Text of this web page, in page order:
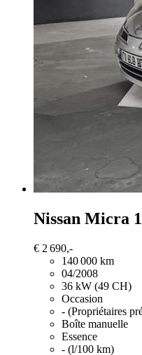
Nissan Micra
€ 2 690,-
140 000 km
04/2008
36 kW (49 CH)
Occasion
- (Propriétaires
Boîte manuelle
Essence
- (l/100 km)